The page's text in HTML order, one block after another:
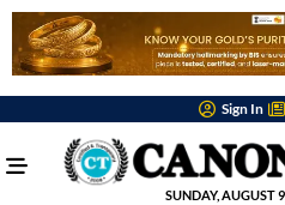
Sign In
SUNDAY, AUGUST